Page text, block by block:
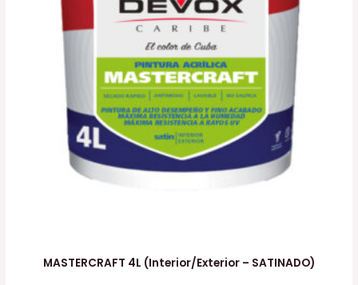
MASTERCRAFT 4L (Interior/Exterior – SATINADO)